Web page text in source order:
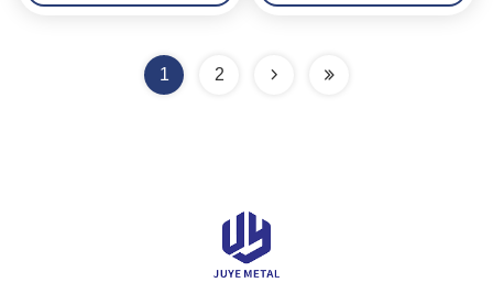
diamètre de 60 x de 80mm
tresse/acier inoxydable
1 2